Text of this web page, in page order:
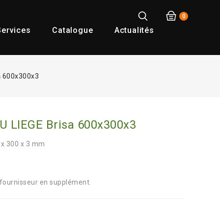
0
Catalogue Actualités
600x300x3
LIEGE Brisa 600x300x3
x 300 x 3 mm
en supplément.